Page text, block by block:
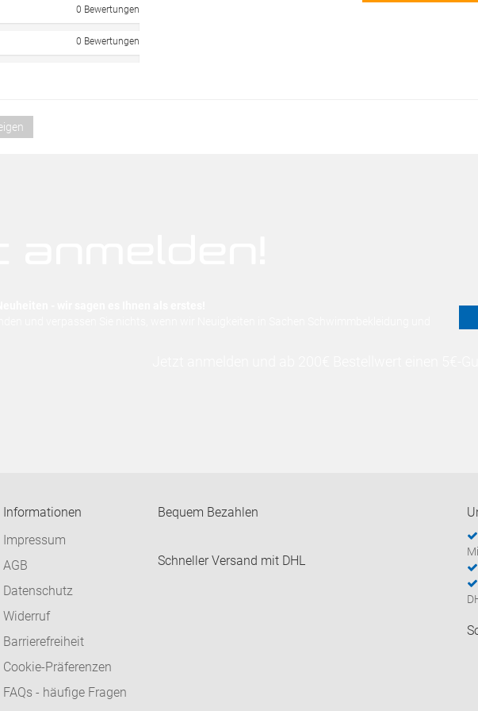
0 Bewertungen
0 Bewertungen
Informationen
Impressum
AGB
Datenschutz
Widerruf
Barrierefreiheit
Cookie-Präferenzen
FAQs - häufige Fragen
Bequem Bezahlen
Schneller Versand mit DHL